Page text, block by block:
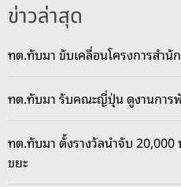
ข่าวล่าสุด
ทต.ทับมา ขับเคลื่อนโครงการสำนั
ทต.ทับมา รับคณะญี่ปุ่น ดูงานกา
ทต.ทับมา ตั้งรางวัลนำจับ
ขยะ